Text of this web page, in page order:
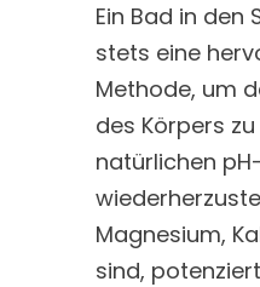
Ein Bad in den
stets eine
Methode, um
des Körpers
natürlichen
Magnesium,
sind,